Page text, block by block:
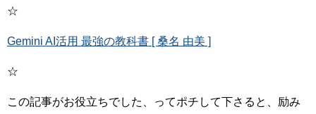
☆
Gemini AI活用 最強の教科書 [ 桑名 由美 ]
☆
この記事がお役立ちでした、ってポチして下さると、励み